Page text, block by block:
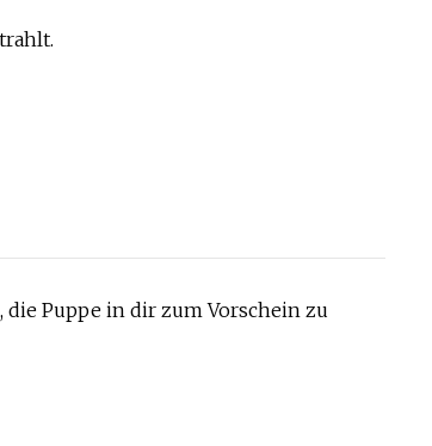
die Puppe in dir zum Vorschein zu